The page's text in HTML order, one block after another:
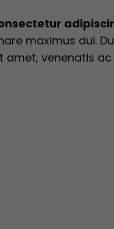
maximus dui.
venenatis